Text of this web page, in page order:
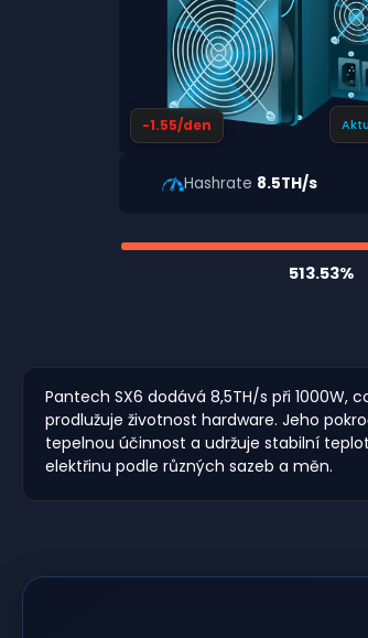
-1.55/den
Hashrate 8.5TH/s
513.53%
Pantech SX6 dodává 8,5TH/s při 1000W,
prodlužuje životnost hardware. Jeho
tepelnou účinnost a udržuje stabilní
elektřinu podle různých sazeb a měn.